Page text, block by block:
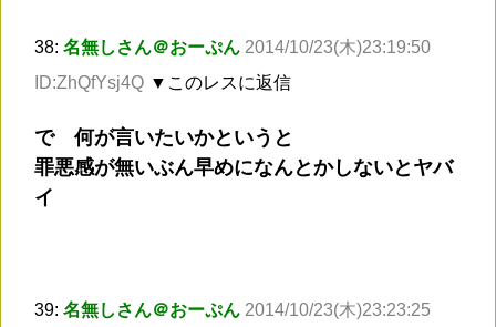
38: 名無しさん＠おーぷん 2014/10/23(木)23:19:50
ID:ZhQfYsj4Q ▼このレスに返信
で 何が言いたいかというと
罪悪感が無いぶん早めになんとかしないとヤバ
イ
39: 名無しさん＠おーぷん 2014/10/23(木)23:23:25